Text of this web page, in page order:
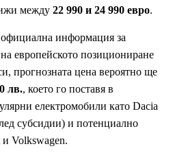
между 22 990 и 24 990 евро.
информация за
европейското позициониране
прогнозната цена вероятно ще
лв., което го поставя в
електромобили като Dacia
субсидии) и потенциално
Volkswagen.